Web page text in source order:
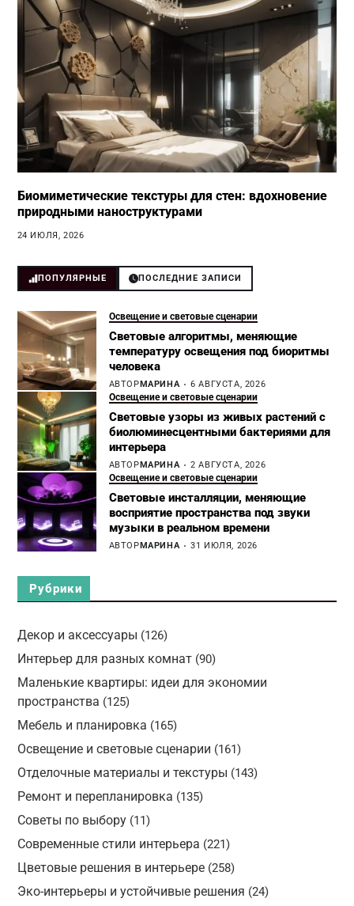
Биомиметические текстуры для стен: вдохновение
природными наноструктурами
24 ИЮЛЯ, 2026
ПОПУЛЯРНЫЕ ПОСЛЕДНИЕ ЗАПИСИ
Освещение и световые сценарии
Световые алгоритмы, меняющие
температуру освещения под биоритмы
человека
АВТОР МАРИНА 6 АВГУСТА, 2026
Освещение и световые сценарии
Световые узоры из живых растений с
биолюминесцентными бактериями для
интерьера
АВТОР МАРИНА 2 АВГУСТА, 2026
Освещение и световые сценарии
Световые инсталляции, меняющие
восприятие пространства под звуки
музыки в реальном времени
АВТОР МАРИНА 31 ИЮЛЯ, 2026
Рубрики
Декор и аксессуары (126)
Интерьер для разных комнат(90)
Маленькие квартиры: идеи для экономии
пространства (125)
Мебель и планировка (165)
Освещение и световые сценарии (161)
Отделочные материалы и текстуры (143)
Ремонт и перепланировка (135)
Советы по выбору(11)
Современные стили интерьера (221)
Цветовые решения в интерьере(258)
Эко-интерьеры и устойчивые решения (24)